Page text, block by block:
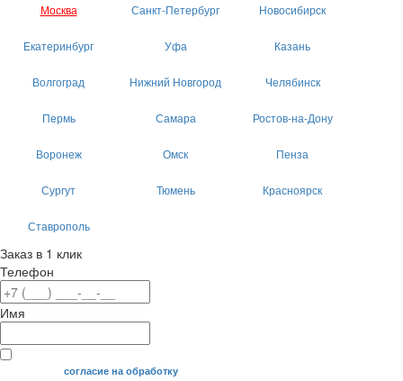
Москва Санкт-Петербург Новосибирск
Екатеринбург Уфа Казань
Волгоград Нижний Новгород Челябинск
Пермь Самара Ростов-на-Дону
Воронеж Омск Пенза
Сургут Тюмень Красноярск
Ставрополь
Заказ в 1 клик
Телефон
Имя
Я даю своесогласие на обработку